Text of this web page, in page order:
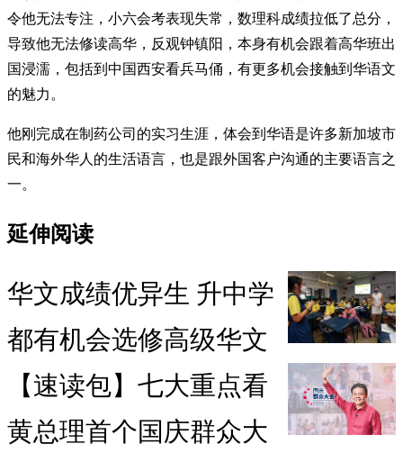
令他无法专注，小六会考表现失常，数理科成绩拉低了总分，
导致他无法修读高华，反观钟镇阳，本身有机会跟着高华班出
国浸濡，包括到中国西安看兵马俑，有更多机会接触到华语文
的魅力。
他刚完成在制药公司的实习生涯，体会到华语是许多新加坡市
民和海外华人的生活语言，也是跟外国客户沟通的主要语言之
一。
延伸阅读
华文成绩优异生 升中学
都有机会选修高级华文
【速读包】七大重点看
黄总理首个国庆群众大